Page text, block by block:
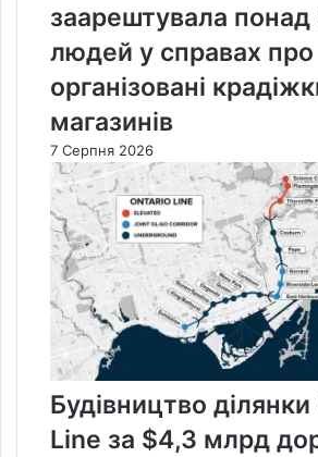
заарештувала
людей у справах про
організовані
магазинів
7 Серпня 2026
Будівництво
Line за $4,3 млрд